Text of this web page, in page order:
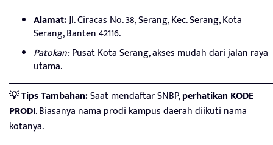
Alamat:Jl. Ciracas No. 38, Serang, Kec. Serang, Kota
Serang, Banten 42116.
Patokan:Pusat Kota Serang, akses mudah dari jalan raya
utama.
💡 Tips Tambahan:Saat mendaftar SNBP,perhatikan KODE
PRODI. Biasanya nama prodi kampus daerah diikuti nama
kotanya.